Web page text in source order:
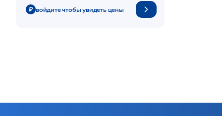
войдите чтобы увидеть цены